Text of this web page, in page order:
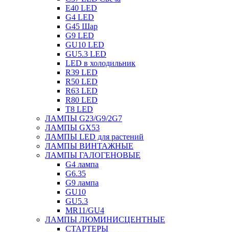
E40 LED
G4 LED
G45 Шар
G9 LED
GU10 LED
GU5.3 LED
LED в холодильник
R39 LED
R50 LED
R63 LED
R80 LED
T8 LED
ЛАМПЫ G23/G9/2G7
ЛАМПЫ GX53
ЛАМПЫ LED для растений
ЛАМПЫ ВИНТАЖНЫЕ
ЛАМПЫ ГАЛОГЕНОВЫЕ
G4 лампа
G6.35
G9 лампа
GU10
GU5.3
MR11/GU4
ЛАМПЫ ЛЮМИНИСЦЕНТНЫЕ
СТАРТЕРЫ